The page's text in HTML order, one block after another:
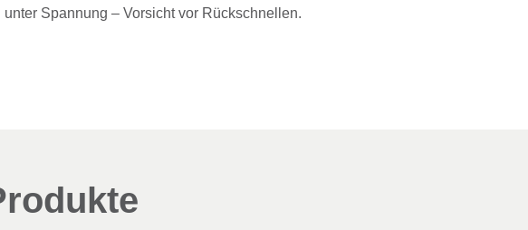
Spannung – Vorsicht vor Rückschnellen.